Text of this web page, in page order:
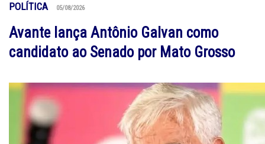
POLÍTICA 05/08/2026
Avante lança Antônio Galvan como
candidato ao Senado por Mato Grosso